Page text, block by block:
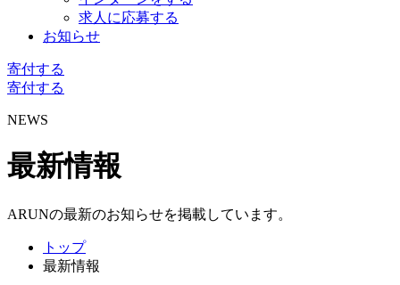
求人に応募する
お知らせ
寄付する
寄付する
NEWS
最新情報
ARUNの最新のお知らせを掲載しています。
トップ
最新情報